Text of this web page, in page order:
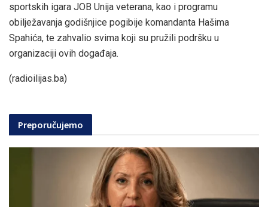
sportskih igara JOB Unija veterana, kao i programu
obilježavanja godišnjice pogibije komandanta Hašima
Spahića, te zahvalio svima koji su pružili podršku u
organizaciji ovih događaja.
(radioilijas.ba)
Preporučujemo